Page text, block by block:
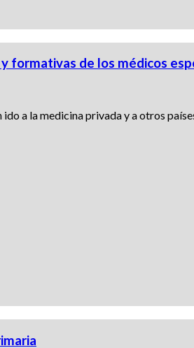
formativas de los médicos
a la medicina privada y a otros